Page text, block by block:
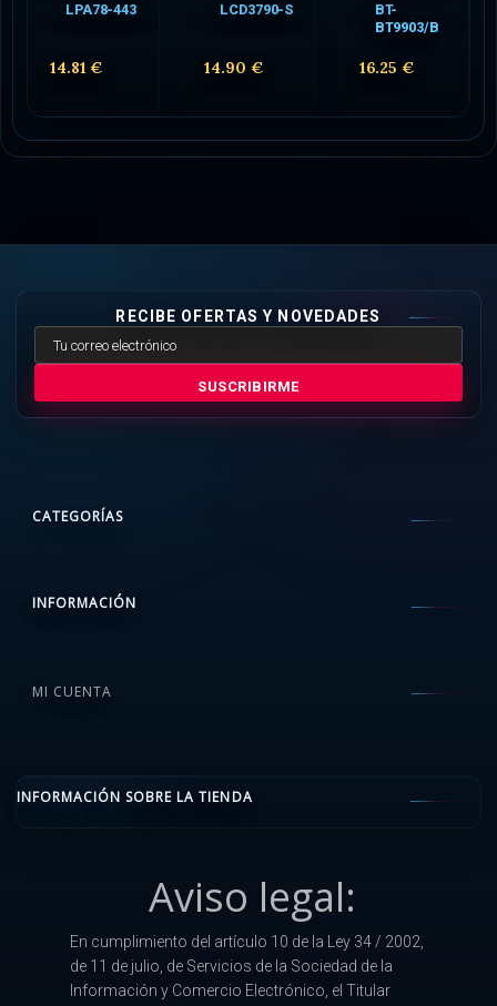
LPA78-443
14.81 €
LCD3790-S
14.90 €
BT-
BT9903/B
16.25 €
RECIBE OFERTAS Y NOVEDADES
SUSCRIBIRME
CATEGORÍAS
INFORMACIÓN
MI CUENTA
INFORMACIÓN SOBRE LA TIENDA
Aviso legal:
En cumplimiento del artículo 10 de la Ley 34 / 2002,
de 11 de julio, de Servicios de la Sociedad de la
Información y Comercio Electrónico, el Titular